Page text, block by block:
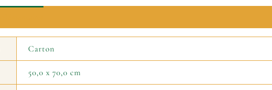
Carton
50,0 x 70,0 cm